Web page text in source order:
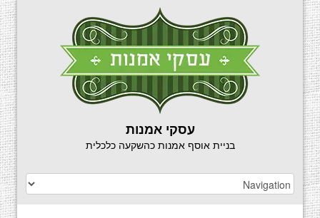
עסקי אמנות
בניית אוסף אמנות כהשקעה כלכלית